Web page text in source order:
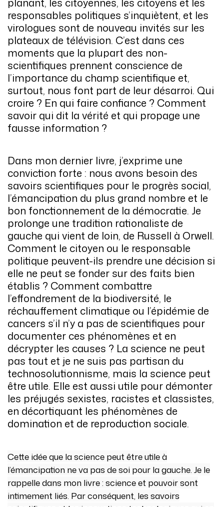
responsables politiques s’inquiètent, et les
virologues sont de nouveau invités sur les
plateaux de télévision. C’est dans ces
moments que la plupart des non-
scientifiques prennent conscience de
l’importance du champ scientifique et,
surtout, nous font part de leur désarroi. Qui
croire ? En qui faire confiance ? Comment
savoir qui dit la vérité et qui propage une
fausse information ?
Dans mon dernier livre, j’exprime une
conviction forte : nous avons besoin des
savoirs scientifiques pour le progrès social,
l’émancipation du plus grand nombre et le
bon fonctionnement de la démocratie. Je
prolonge une tradition rationaliste de
gauche qui vient de loin, de Russell à Orwell.
Comment le citoyen ou le responsable
politique peuvent-ils prendre une décision si
elle ne peut se fonder sur des faits bien
établis ? Comment combattre
l’effondrement de la biodiversité, le
réchauffement climatique ou l’épidémie de
cancers s’il n’y a pas de scientifiques pour
documenter ces phénomènes et en
décrypter les causes ? La science ne peut
pas tout et je ne suis pas partisan du
technosolutionnisme, mais la science peut
être utile. Elle est aussi utile pour démonter
les préjugés sexistes, racistes et classistes,
en décortiquant les phénomènes de
domination et de reproduction sociale.
Cette idée que la science peut être utile à
l’émancipation ne va pas de soi pour la gauche. Je le
rappelle dans mon livre : science et pouvoir sont
intimement liés. Par conséquent, les savoirs